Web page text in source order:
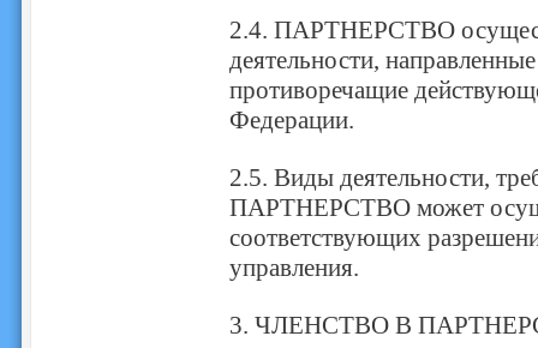
2.4. ПАРТНЕРСТВО
деятельности,
противоречащие
Федерации.
2.5. Виды деятельности,
ПАРТНЕРСТВО может
соответствующих
управления.
3. ЧЛЕНСТВО В